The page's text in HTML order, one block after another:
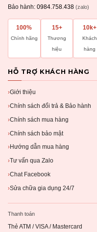
Bảo hành: 0984.758.438 (zalo)
100%
Chính hãng
15+
Thương
hiệu
10k+
Khách
hàng
HỖ TRỢ KHÁCH HÀNG
›Giới thiệu
›Chính sách đổi trả & Bảo hành
›Chính sách mua hàng
›Chính sách bảo mật
› Hướng dẫn mua hàng
›Tư vấn qua Zalo
›Chat Facebook
›Sửa chữa gia dụng 24/7
Thanh toán
Thẻ ATM / VISA / Mastercard